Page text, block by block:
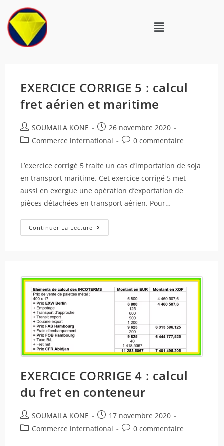
EXERCICE CORRIGE 5 : calcul
fret aérien et maritime
SOUMAILA KONE
26 novembre 2020
Commerce international
0 commentaire
L’exercice corrigé 5 traite un cas d’importation de soja
en transport maritime. Cet exercice corrigé 5 met
aussi en exergue une opération d’exportation de
pièces détachées en transport aérien. Pour…
Continuer La Lecture
EXERCICE CORRIGE 4 : calcul
du fret en conteneur
SOUMAILA KONE
17 novembre 2020
Commerce international
0 commentaire